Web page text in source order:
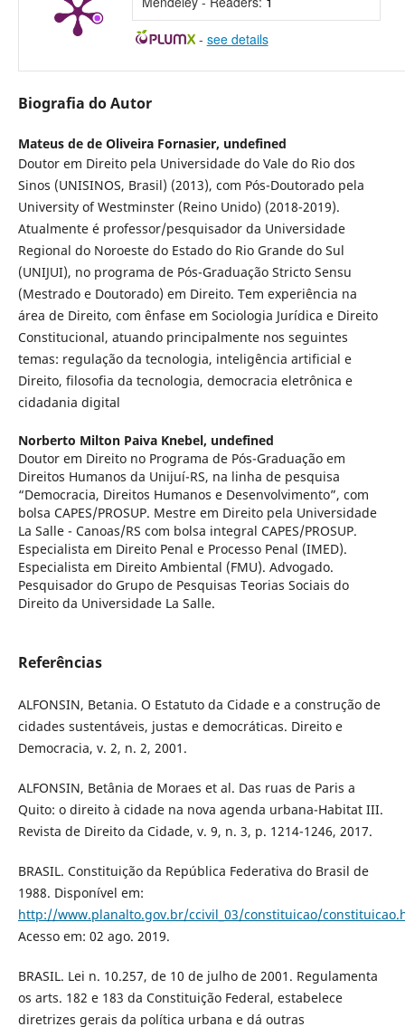
- see details
Biografia do Autor
Mateus de de Oliveira Fornasier, undefined
Doutor em Direito pela Universidade do Vale do Rio dos
Sinos (UNISINOS, Brasil) (2013), com Pós-Doutorado pela
University of Westminster (Reino Unido) (2018-2019).
Atualmente é professor/pesquisador da Universidade
Regional do Noroeste do Estado do Rio Grande do Sul
(UNIJUI), no programa de Pós-Graduação Stricto Sensu
(Mestrado e Doutorado) em Direito. Tem experiência na
área de Direito, com ênfase em Sociologia Jurídica e Direito
Constitucional, atuando principalmente nos seguintes
temas: regulação da tecnologia, inteligência artificial e
Direito, filosofia da tecnologia, democracia eletrônica e
cidadania digital
Norberto Milton Paiva Knebel, undefined
Doutor em Direito no Programa de Pós-Graduação em
Direitos Humanos da Unijuí-RS, na linha de pesquisa
“Democracia, Direitos Humanos e Desenvolvimento”, com
bolsa CAPES/PROSUP. Mestre em Direito pela Universidade
La Salle - Canoas/RS com bolsa integral CAPES/PROSUP.
Especialista em Direito Penal e Processo Penal (IMED).
Especialista em Direito Ambiental (FMU). Advogado.
Pesquisador do Grupo de Pesquisas Teorias Sociais do
Direito da Universidade La Salle.
Referências
ALFONSIN, Betania. O Estatuto da Cidade e a construção de
cidades sustentáveis, justas e democráticas. Direito e
Democracia, v. 2, n. 2, 2001.
ALFONSIN, Betânia de Moraes et al. Das ruas de Paris a
Quito: o direito à cidade na nova agenda urbana-Habitat III.
Revista de Direito da Cidade, v. 9, n. 3, p. 1214-1246, 2017.
BRASIL. Constituição da República Federativa do Brasil de
1988. Disponível em:
http://www.planalto.gov.br/ccivil_03/constituicao/
Acesso em: 02 ago. 2019.
BRASIL. Lei n. 10.257, de 10 de julho de 2001. Regulamenta
os arts. 182 e 183 da Constituição Federal, estabelece
diretrizes gerais da política urbana e dá outras